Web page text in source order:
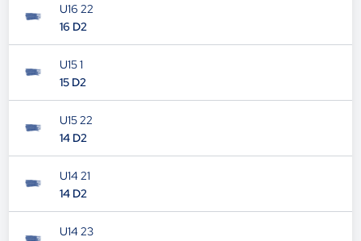
U16 22
16 D2
U15 1
15 D2
U15 22
14 D2
U14 21
14 D2
U14 23